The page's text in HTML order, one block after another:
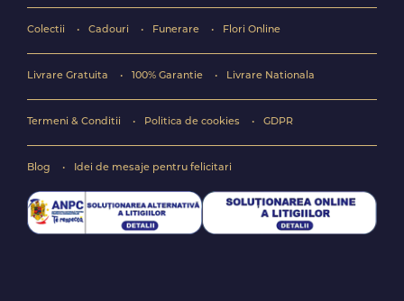
Colectii Cadouri Funerare Flori Online
Livrare Gratuita 100% Garantie Livrare Nationala
Termeni & Conditii Politica de cookies GDPR
Blog Idei de mesaje pentru felicitari